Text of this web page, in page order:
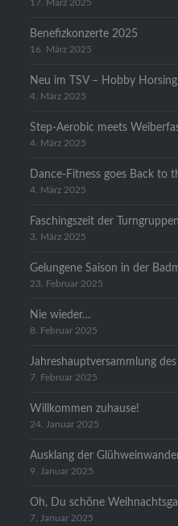
17. März 2025
Benefizkonzerte 2025
16. März 2025
Neu im TSV – Hobby Horsing
4. März 2025
Step-Aerobic meets
4. März 2025
Dance-Fitness goes Back to
4. März 2025
Faschingszeit der Turngruppen
3. März 2025
Gelungene Saison in der
23. Februar 2025
Nie wieder…
8. Februar 2025
7. Februar 2025
Willkommen zuhause!
24. Januar 2025
Ausklang der
9. Januar 2025
Oh, Du schöne
7. Januar 2025